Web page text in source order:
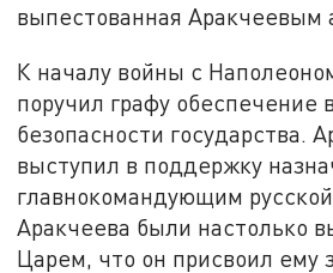
выпестованная Аракчеевым
К началу войны с
поручил графу обеспечение
безопасности государства.
выступил в поддержку
главнокомандующим
Аракчеева были настолько
Царем, что он присвоил ему